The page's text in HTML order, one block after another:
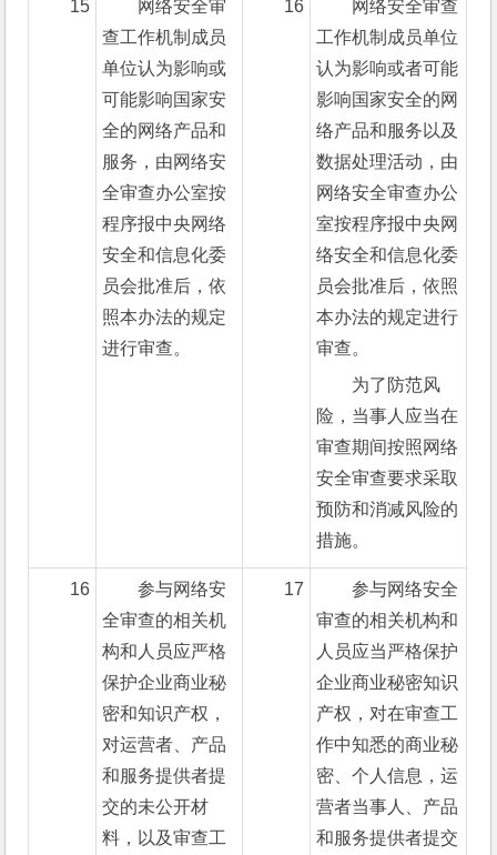
15
网络安全审
查工作机制成员
单位认为影响或
可能影响国家安
全的网络产品和
服务，由网络安
全审查办公室按
程序报中央网络
安全和信息化委
员会批准后，依
照本办法的规定
进行审查。
16
网络安全审查
工作机制成员单位
认为影响或者可能
影响国家安全的网
络产品和服务以及
数据处理活动，由
网络安全审查办公
室按程序报中央网
络安全和信息化委
员会批准后，依照
本办法的规定进行
审查。
为了防范风
险，当事人应当在
审查期间按照网络
安全审查要求采取
预防和消减风险的
措施。
16
参与网络安
全审查的相关机
构和人员应严格
保护企业商业秘
密和知识产权，
对运营者、产品
和服务提供者提
交的未公开材
料，以及审查工
17
参与网络安全
审查的相关机构和
人员应当严格保护
企业商业秘密知识
产权，对在审查工
作中知悉的商业秘
密、个人信息，运
营者当事人、产品
和服务提供者提交